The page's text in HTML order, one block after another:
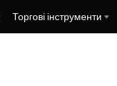
Торгові інструменти